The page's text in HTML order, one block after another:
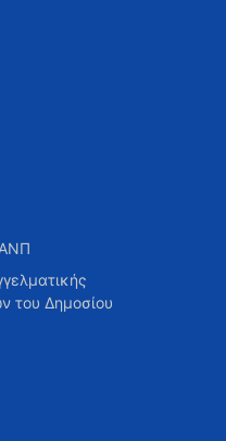
του Δημοσίου